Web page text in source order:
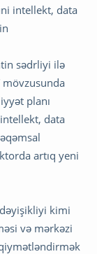
intellekt, data
sədrliyi ilə
mövzusunda
planı
data
artıq yeni
kimi
və mərkəzi